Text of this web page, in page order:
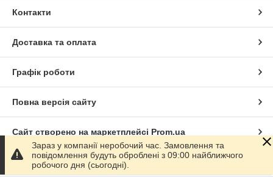
Контакти
Доставка та оплата
Графік роботи
Повна версія сайту
Сайт створено на маркетплейсі Prom.ua
Політика конфіденційності
Зараз у компанії неробочий час. Замовлення та
повідомлення будуть оброблені з 09:00 найближчого
робочого дня (сьогодні).